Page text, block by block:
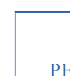
Article